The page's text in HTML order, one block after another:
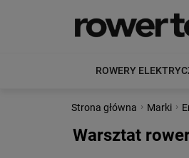
ROWERY
Strona główna › Marki ›
Warsztat